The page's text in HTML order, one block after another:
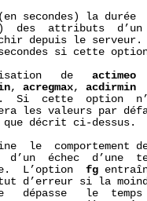
secondes) la durée
des  attributs
depuis le
si cette
de
actimeo
, acregmax, acdirmin
Si  cette  option
les valeurs par
décrit ci-dessus.
le  comportement
d’un  échec  d’une
L’option
fg
d’erreur si la
dépasse   le